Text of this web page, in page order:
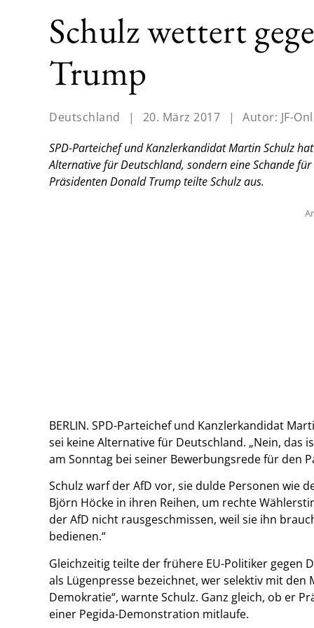
Schulz wettert
Trump
Deutschland | 20. März 2017 | Autor: JF-
SPD-Parteichef und Kanzlerkandidat Martin Schulz
Alternative für Deutschland, sondern eine Schande
Präsidenten Donald Trump teilte Schulz aus.
BERLIN. SPD-Parteichef und Kanzlerkandidat
sei keine Alternative für Deutschland. „Nein, das
am Sonntag bei seiner Bewerbungsrede für den
Schulz warf der AfD vor, sie dulde Personen wie
Björn Höcke in ihren Reihen, um rechte
der AfD nicht rausgeschmissen, weil sie ihn
bedienen.“
Gleichzeitig teilte der frühere EU-Politiker gegen
als Lügenpresse bezeichnet, wer selektiv mit
Demokratie“, warnte Schulz. Ganz gleich, ob er
einer Pegida-Demonstration mitlaufe.